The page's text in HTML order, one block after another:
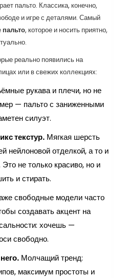
пальто. Классика, конечно,
и игре с деталями. Самый
пальто, которое и носить приятно,
реально появились на
или в свежих коллекциях:
рукава и плечи, но не
— пальто с заниженными
силуэт.
текстур. Мягкая шерсть
нейлоновой отделкой, а то и
не только красиво, но и
и стирать.
свободные модели часто
создавать акцент на
хочешь —
свободно.
Молчащий тренд:
максимум простоты и